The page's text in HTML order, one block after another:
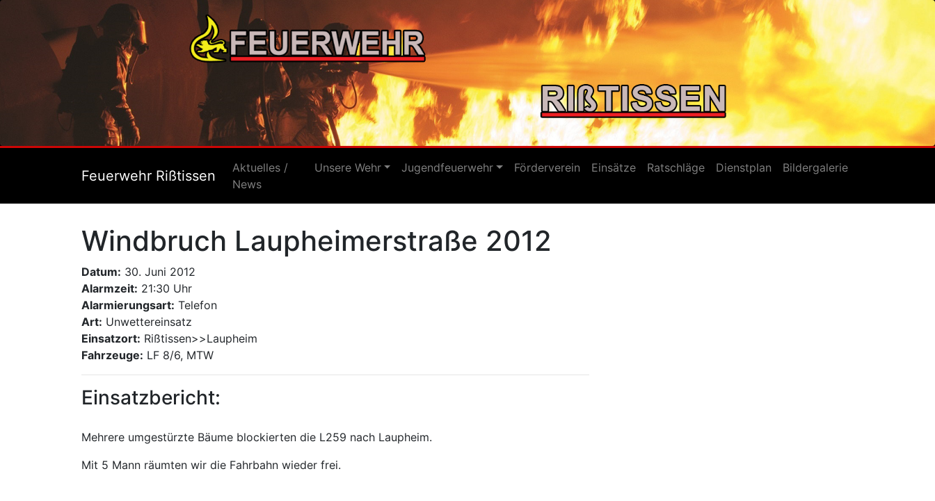
Feuerwehr Rißtissen
Aktuelles /
News
Unsere Wehr Jugendfeuerwehr Förderverein Einsätze Ratschläge Dienstplan Bildergalerie
Windbruch Laupheimerstraße 2012
Datum: 30. Juni 2012
Alarmzeit: 21:30 Uhr
Alarmierungsart: Telefon
Art: Unwettereinsatz
Einsatzort: Rißtissen>>Laupheim
Fahrzeuge: LF 8/6, MTW
Einsatzbericht:
Mehrere umgestürzte Bäume blockierten die L259 nach Laupheim.
Mit 5 Mann räumten wir die Fahrbahn wieder frei.